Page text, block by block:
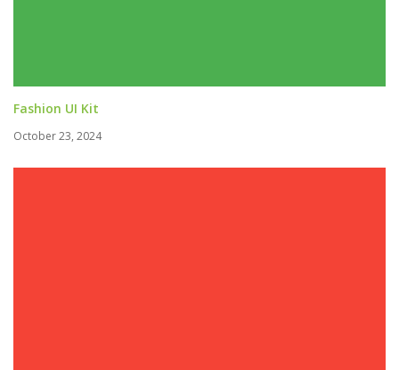
Fashion UI Kit
October 23, 2024